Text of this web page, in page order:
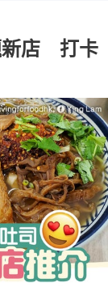
新店 打卡